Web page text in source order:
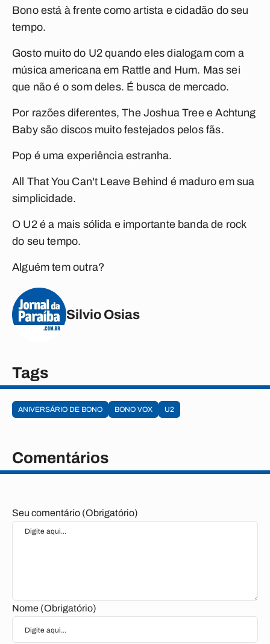
Bono está à frente como artista e cidadão do seu
tempo.
Gosto muito do U2 quando eles dialogam com a
música americana em Rattle and Hum. Mas sei
que não é o som deles. É busca de mercado.
Por razões diferentes,The Joshua Tree eAchtung
Babysão discos muito festejados pelos fãs.
Pop é uma experiência estranha.
All That You Can't Leave Behind é maduro em sua
simplicidade.
O U2 é a mais sólida e importante banda de rock
do seu tempo.
Alguém tem outra?
Silvio Osias
Tags
ANIVERSÁRIO DE BONO BONO VOX U2
Comentários
Seu comentário (Obrigatório)
Nome (Obrigatório)